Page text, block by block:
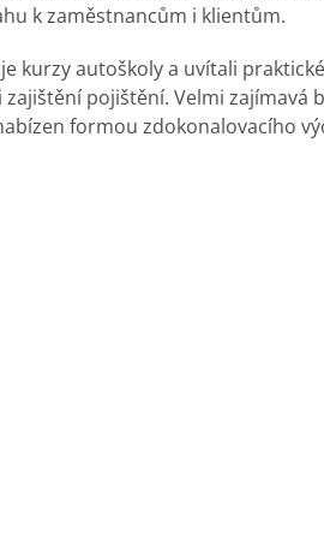
k zaměstnancům i klientům.
kurzy autoškoly a uvítali
pojištění. Velmi zajímavá
formou zdokonalovacího